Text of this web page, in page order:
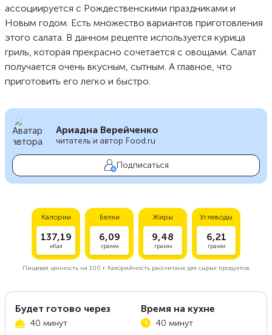
ассоциируется с Рождественскими праздниками и
Новым годом. Есть множество вариантов приготовления
этого салата. В данном рецепте используется курица
гриль, которая прекрасно сочетается с овощами. Салат
получается очень вкусным, сытным. А главное, что
приготовить его легко и быстро.
Ариадна Верейченко
читатель и автор Food.ru
Подписаться
Калории
137,19
кКал
Белки
6,09
грамм
Жиры
9,48
грамм
Углеводы
6,21
грамм
Пищевая ценность на 100 г.Калорийность рассчитана для сырых продуктов.
Будет готово через
40 минут
Время на кухне
40 минут